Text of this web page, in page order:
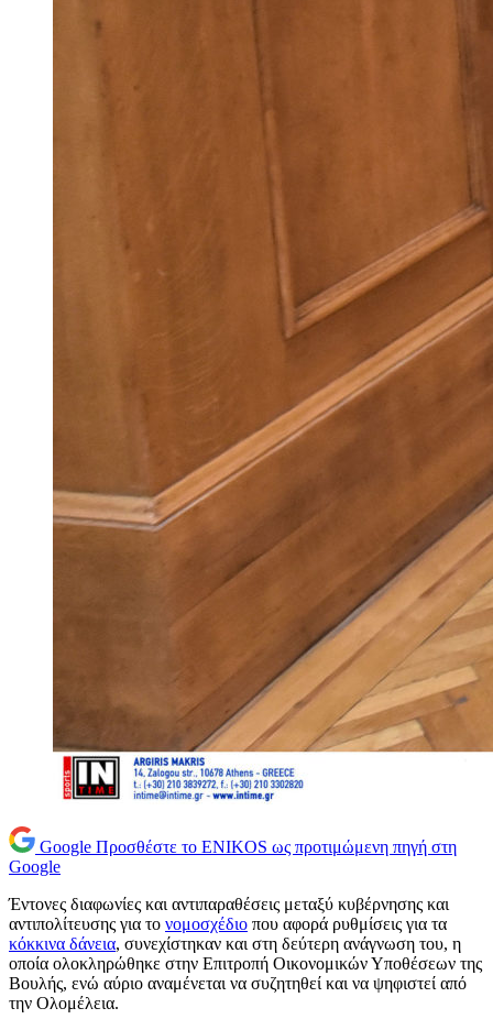
Google Προσθέστε το ENIKOS ως προτιμώμενη πηγή στη
Google
Έντονες διαφωνίες και αντιπαραθέσεις μεταξύ κυβέρνησης και
αντιπολίτευσης για το νομοσχέδιο που αφορά ρυθμίσεις για τα
κόκκινα δάνεια, συνεχίστηκαν και στη δεύτερη ανάγνωση του, η
οποία ολοκληρώθηκε στην Επιτροπή Οικονομικών Υποθέσεων της
Βουλής, ενώ αύριο αναμένεται να συζητηθεί και να ψηφιστεί από
την Ολομέλεια.